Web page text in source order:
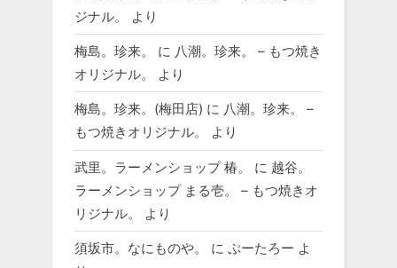
ジナル。
より
梅島。珍来。 に 八潮。珍来。 – もつ焼き
オリジナル。
より
梅島。珍来。(梅田店) に 八潮。珍来。 –
もつ焼きオリジナル。
より
武里。ラーメンショップ 椿。 に 越谷。
ラーメンショップ まる壱。 – もつ焼きオ
リジナル。
より
須坂市。なにものや。 に ぷーたろー よ